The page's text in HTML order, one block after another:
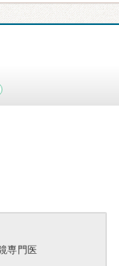
専門医